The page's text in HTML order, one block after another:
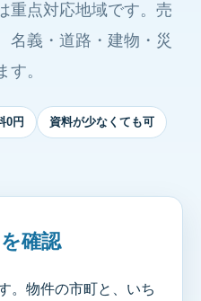
重点対応地域です。売
名義・道路・建物・災
。
0円 資料が少なくても可
確認
。物件の市町と、いち